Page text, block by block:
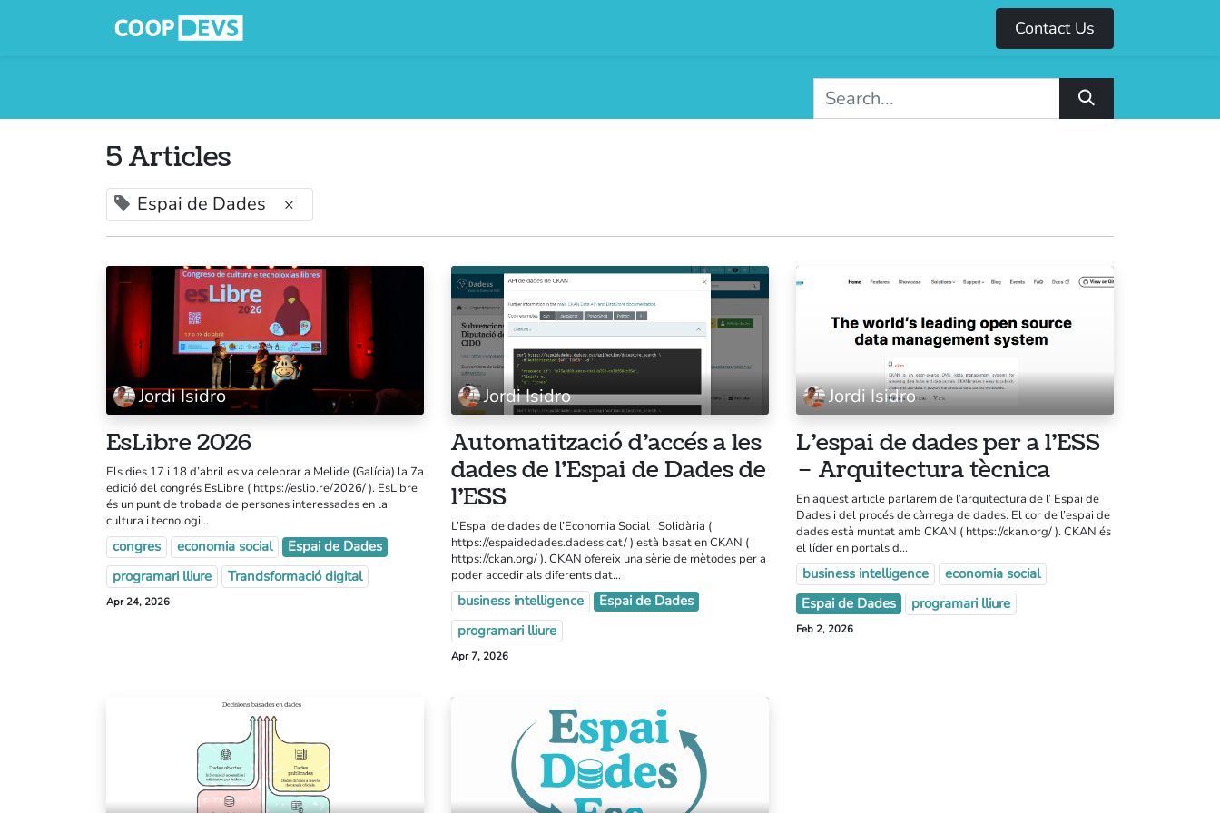
Contact Us
5 Articles
Espai de Dades ×
Jordi Isidro
EsLibre 2026
Els dies 17 i 18 d’abril es va celebrar a Melide (Galícia) la 7a
edició del congrés EsLibre ( https://eslib.re/2026/ ). EsLibre
és un punt de trobada de persones interessades en la
cultura i tecnologi...
congres economia social
Espai de Dades
programari lliure
Trandsformació digital
Apr 24, 2026
Jordi Isidro
Automatització d’accés a les
dades de l’Espai de Dades de
l’ESS
L’Espai de dades de l’Economia Social i Solidària (
https://espaidedades.dadess.cat/ ) està basat en CKAN (
https://ckan.org/ ). CKAN ofereix una sèrie de mètodes per a
poder accedir als diferents dat...
business intelligence
Espai de Dades
programari lliure
Apr 7, 2026
Jordi Isidro
L’espai de dades per a l’ESS
– Arquitectura tècnica
En aquest article parlarem de l’arquitectura de l’ Espai de
Dades i del procés de càrrega de dades. El cor de l’espai de
dades està muntat amb CKAN ( https://ckan.org/ ). CKAN és
el líder en portals d...
business intelligence
economia social
Espai de Dades
programari lliure
Feb 2, 2026
Coopdevs SCCL
Qui som
Nostres serveis
Blog
Aquest lloc web té la llicencia
CC BY-NC-SA 4.0
Treballa amb nosaltres
Handbook